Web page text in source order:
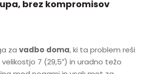
brez kompromisov
za vadbo doma, ki ta problem reši
7 (29,5″) in uradno težo